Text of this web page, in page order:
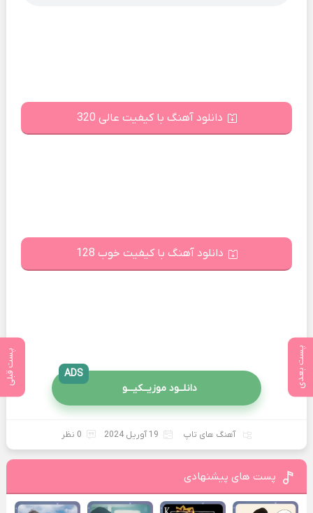
پست بعدی پست قبلی
دانلود آهنگ با کیفیت عالی 320
دانلود آهنگ با کیفیت خوب 128
دانلــود موزیــکیـــو
ADS
آهنگ های تاپ 19 آوریل 2024 0 نظر
پست های پیشنهادی